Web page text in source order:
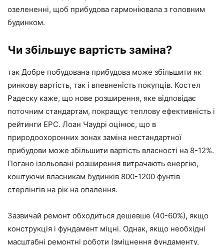
озелененні, щоб прибудова гармоніювала з головним
будинком.
Чи збільшує вартість заміна?
так Добре побудована прибудова може збільшити як
ринкову вартість, так і впевненість покупців. Костел
Радеску каже, що нове розширення, яке відповідає
поточним стандартам, покращує теплову ефективність і
рейтинги EPC. Лоан Чаудрі оцінює, що в
природоохоронних зонах заміна нестандартної
прибудови може збільшити вартість власності на 8-12%.
Погано ізольовані розширення витрачають енергію,
коштуючи власникам будинків 800-1200 фунтів
стерлінгів на рік на опалення.
Зазвичай ремонт обходиться дешевше (40-60%), якщо
конструкція і фундамент міцні. Однак, якщо необхідні
масштабні ремонтні роботи (зміцнення фундаменту,